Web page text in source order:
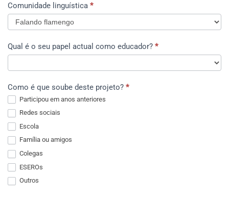
Comunidade linguística *
Qual é o seu papel actual como educador? *
é
o
seu
papel
actual
como
educador?
Como é que soube deste projeto? *
Participou em anos anteriores
Redes sociais
Escola
Família ou amigos
Colegas
ESEROs
Outros